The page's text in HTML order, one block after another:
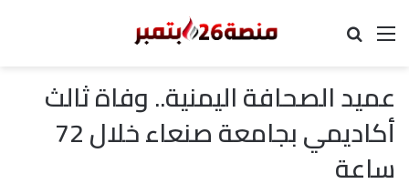
القائمة
عميد الصحافة اليمنية.. وفاة ثالث
أكاديمي بجامعة صنعاء خلال 72
ساعة